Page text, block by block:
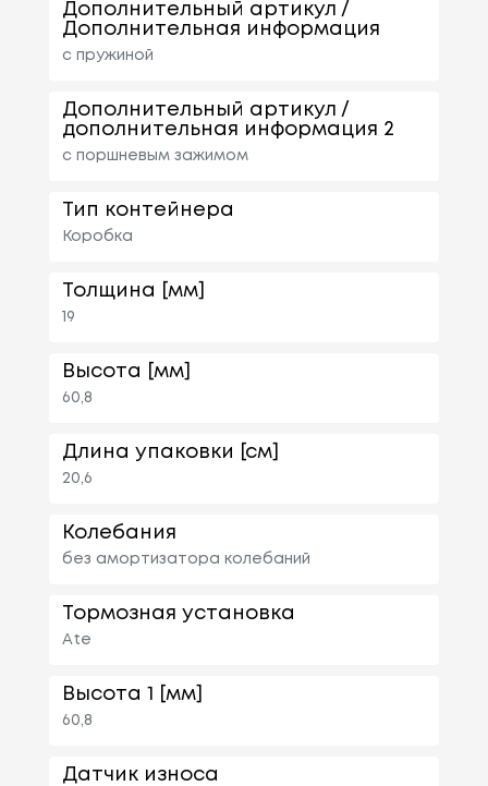
Дополнительный артикул /
Дополнительная информация
с пружиной
Дополнительный артикул /
дополнительная информация 2
с поршневым зажимом
Тип контейнера
Коробка
Толщина [мм]
19
Высота [мм]
60,8
Длина упаковки [см]
20,6
Колебания
без амортизатора колебаний
Тормозная установка
Ate
Высота 1 [мм]
60,8
Датчик износа